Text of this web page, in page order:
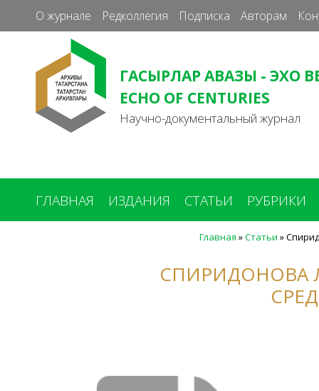
О журнале Редколлегия Подписка Авторам
ГАСЫРЛАР АВАЗЫ - ЭХО
ECHO OF CENTURIES
Научно-документальный журнал
ГЛАВНАЯ ИЗДАНИЯ СТАТЬИ РУБРИКИ
Главная »Статьи »
СПИРИДОНОВА